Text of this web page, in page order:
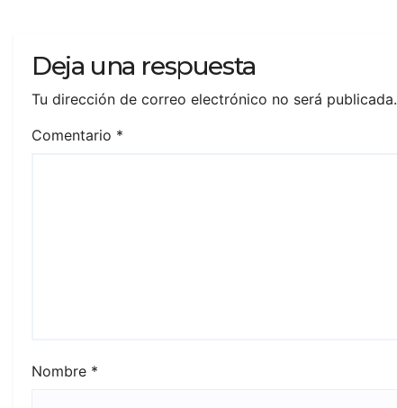
Deja una respuesta
Tu dirección de correo electrónico no será publicada.
Comentario *
Nombre *